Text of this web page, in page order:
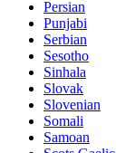
Persian
Punjabi
Serbian
Sesotho
Sinhala
Slovak
Slovenian
Somali
Samoan